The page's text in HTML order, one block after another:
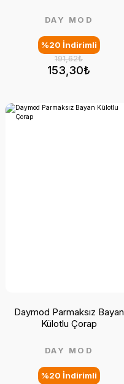
153,30₺
191,62₺
%20 İndirimli
DAY MOD
%20 İndirimli
DAY MOD
Daymod Parmaksız Bayan
Külotlu Çorap